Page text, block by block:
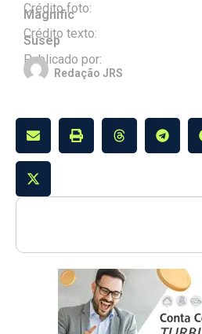
Crédito foto:
Magnific
Crédito texto:
Susep
Publicado por:
Redação JRS